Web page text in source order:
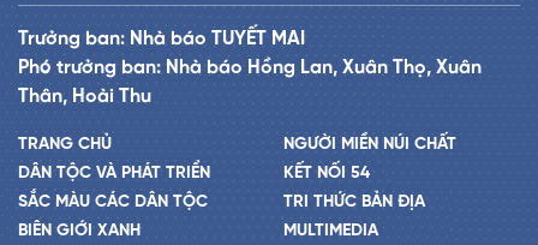
Trưởng ban: Nhà báo TUYẾT MAI
Phó trưởng ban: Nhà báo Hồng Lan, Xuân Thọ, Xuân
Thân, Hoài Thu
TRANG CHỦ
DÂN TỘC VÀ PHÁT TRIỂN
SẮC MÀU CÁC DÂN TỘC
BIÊN GIỚI XANH
NGƯỜI MIỀN NÚI CHẤT
KẾT NỐI 54
TRI THỨC BẢN ĐỊA
MULTIMEDIA